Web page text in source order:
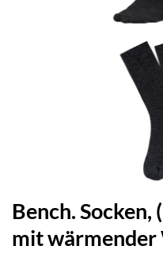
Bench. Socken,
mit wärmender